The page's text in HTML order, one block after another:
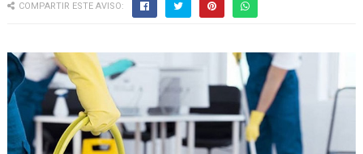
COMPARTIR ESTE AVISO: